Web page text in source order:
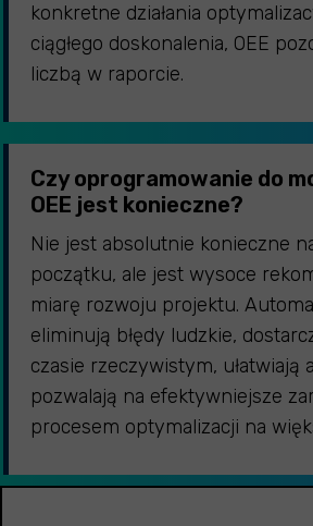
konkretne działania
ciągłego doskonalenia, OEE
liczbą w raporcie.
Czy oprogramowanie do
OEE jest konieczne?
Nie jest absolutnie konieczne
początku, ale jest wysoce
miarę rozwoju projektu.
eliminują błędy ludzkie,
czasie rzeczywistym, ułatwiają
pozwalają na efektywniejsze
procesem optymalizacji na